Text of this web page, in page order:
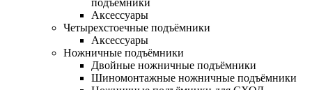
подъемники
Аксессуары
Четырехстоечные подъёмники
Аксессуары
Ножничные подъёмники
Двойные ножничные подъёмники
Шиномонтажные ножничные подъёмники